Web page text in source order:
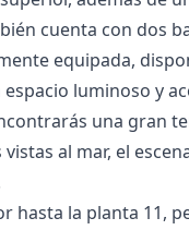
cuenta con dos
equipada,
luminoso y
una gran
al mar, el
hasta la ‌planta ‌11,